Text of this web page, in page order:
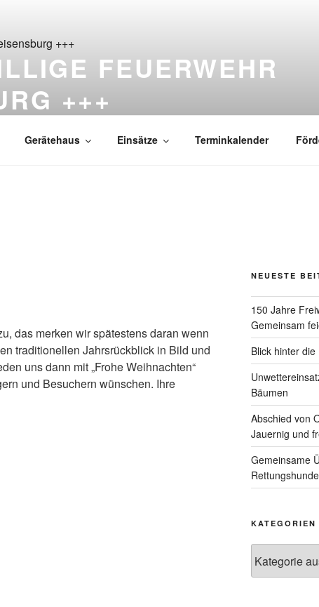
FEUERWEHR
+++
Gerätehaus Einsätze Terminkalender
das merken wir spätestens daran wenn
traditionellen Jahrsrückblick in Bild und
uns dann mit „Frohe Weihnachten“
und Besuchern wünschen. Ihre
NEUESTE
150 Jahre
Gemeinsam
Blick hinter
Bäumen
Abschied von
Jauernig und
Gemeinsame
KATEGORIEN